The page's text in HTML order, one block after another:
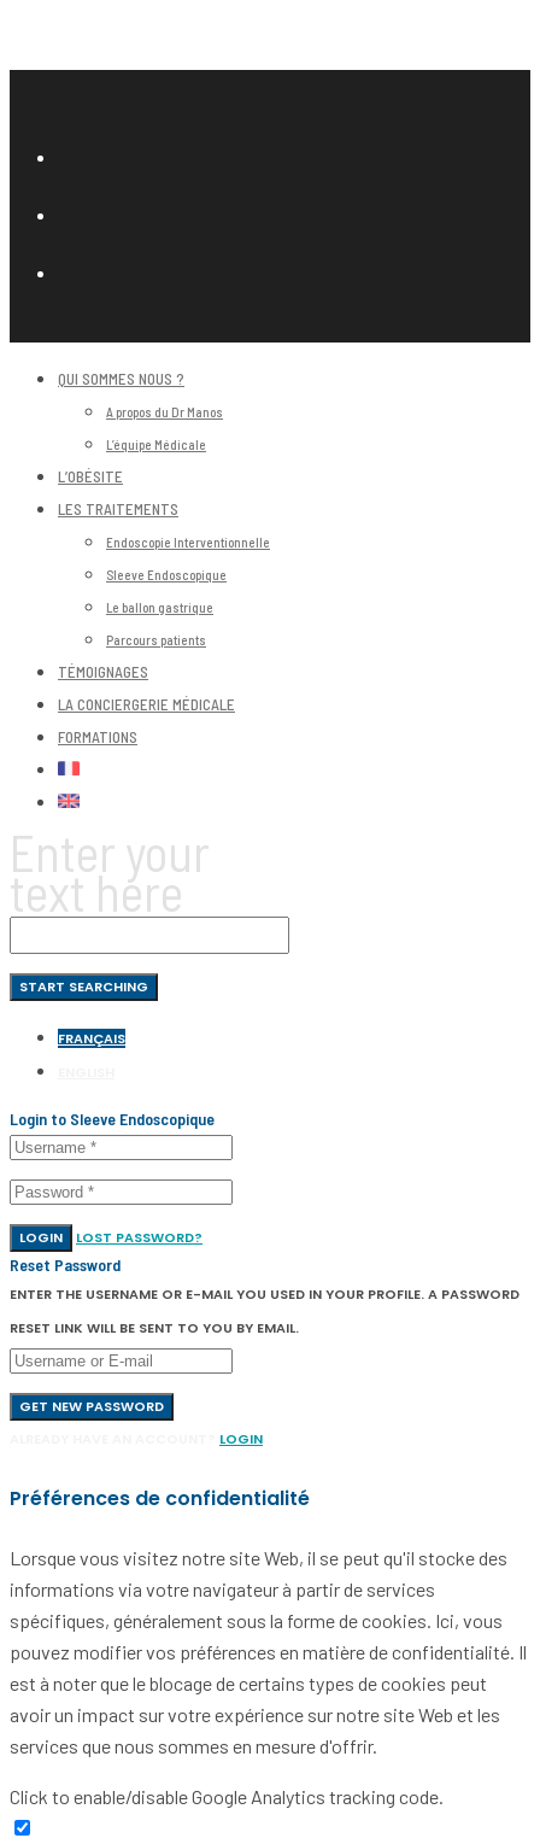
QUI SOMMES NOUS ?
A propos du Dr Manos
L’équipe Médicale
L’OBÉSITE
LES TRAITEMENTS
Endoscopie Interventionnelle
Sleeve Endoscopique
Le ballon gastrique
Parcours patients
TÉMOIGNAGES
LA CONCIERGERIE MÉDICALE
FORMATIONS
Enter your
text here
FRANÇAIS
Login to Sleeve Endoscopique
LOGIN LOST PASSWORD?
Reset Password
ENTER THE USERNAME OR E-MAIL YOU USED IN YOUR PROFILE. A PASSWORD
RESET LINK WILL BE SENT TO YOU BY EMAIL.
GET NEW PASSWORD
LOGIN
Préférences de confidentialité
Lorsque vous visitez notre site Web, il se peut qu'il stocke des
informations via votre navigateur à partir de services
spécifiques, généralement sous la forme de cookies. Ici, vous
pouvez modifier vos préférences en matière de confidentialité. Il
est à noter que le blocage de certains types de cookies peut
avoir un impact sur votre expérience sur notre site Web et les
services que nous sommes en mesure d'offrir.
Click to enable/disable Google Analytics tracking code.